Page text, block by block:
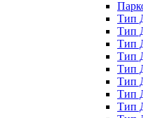
Тип
Тип
Тип
Тип
Тип
Тип
Тип
Тип